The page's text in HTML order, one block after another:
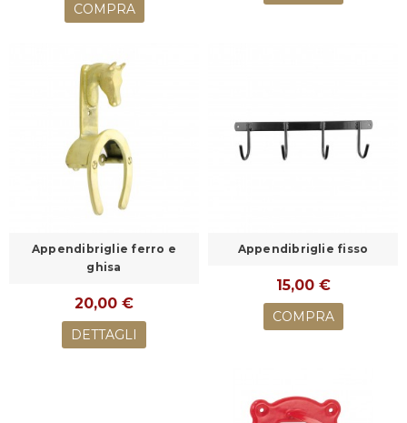
COMPRA
Appendibriglie ferro e
ghisa
20,00 €
DETTAGLI
Appendibriglie fisso
15,00 €
COMPRA